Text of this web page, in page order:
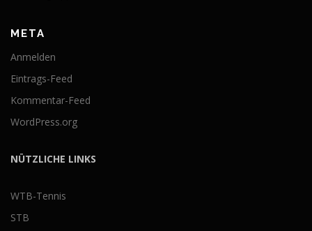
META
Anmelden
Eintrags-Feed
Kommentar-Feed
WordPress.org
NÜTZLICHE LINKS
WTB-Tennis
STB